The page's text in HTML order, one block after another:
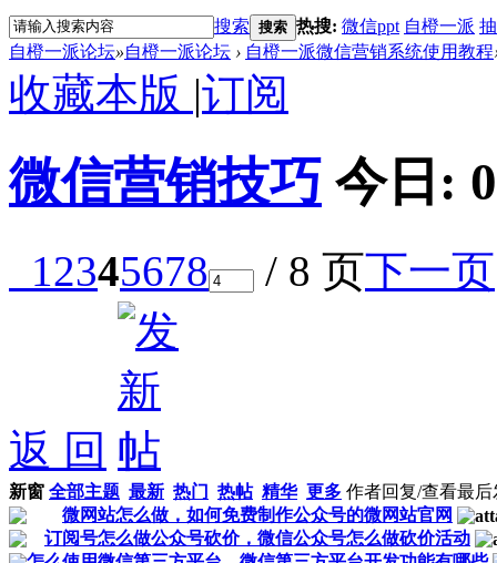
搜索 搜索 热搜: 微信ppt 自橙一派
自橙一派论坛»自橙一派论坛 › 自橙一派微信营销系统使用教程
收藏本版 |订阅
微信营销技巧 今日: 0
12345678 / 8 页下一页
返 回
新窗 全部主题 最新 热门 热帖 精华 更多 作者回复/查看最后
微网站怎么做，如何免费制作公众号的微网站官网
订阅号怎么做公众号砍价，微信公众号怎么做砍价活动